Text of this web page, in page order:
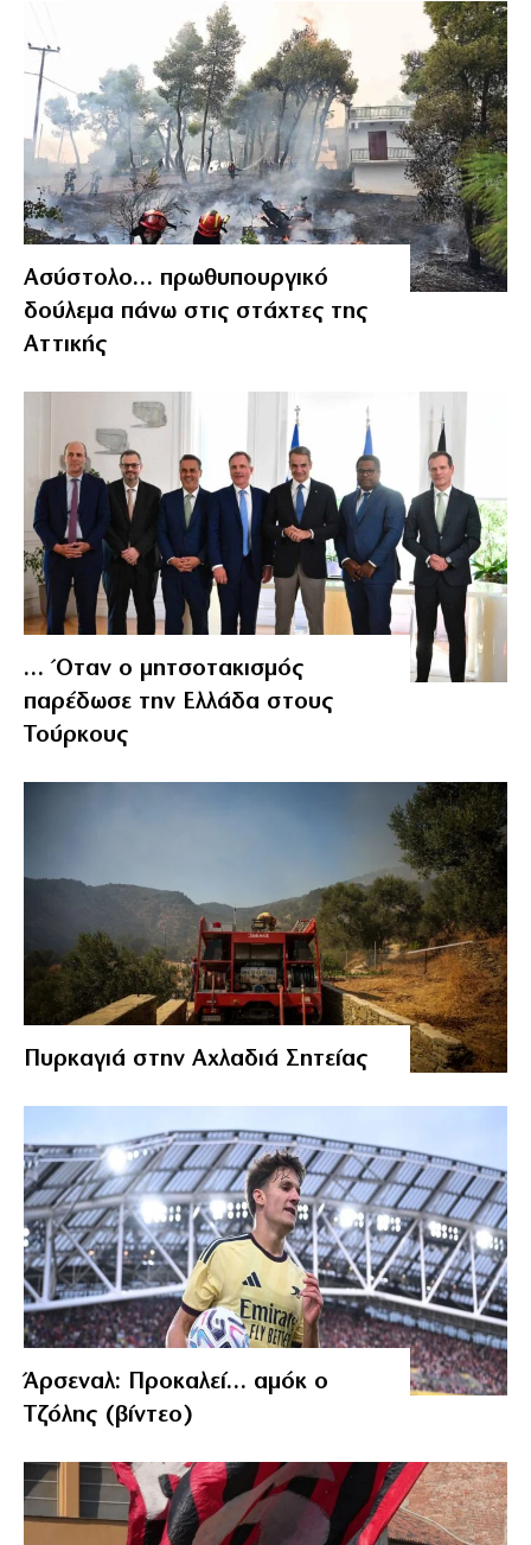
Ασύστολο… πρωθυπουργικό
δούλεμα πάνω στις στάχτες της
Αττικής
… Όταν ο μητσοτακισμός
παρέδωσε την Ελλάδα στους
Τούρκους
Πυρκαγιά στην Αχλαδιά Σητείας
Άρσεναλ: Προκαλεί… αμόκ ο
Τζόλης (βίντεο)